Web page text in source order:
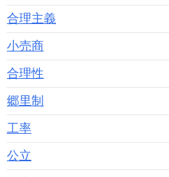
合理主義
小売商
合理性
郷里制
工率
公立